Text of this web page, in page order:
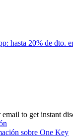
hasta 20% de dto.
to get instant
sobre One Key